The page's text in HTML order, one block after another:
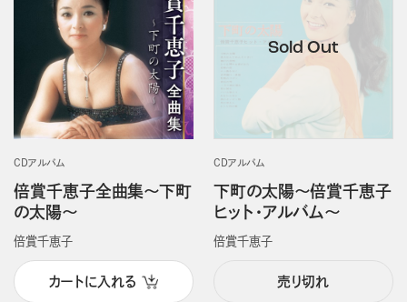
CDアルバム
倍賞千恵子全曲集～下町
の太陽～
倍賞千恵子
カートに入れる
CDアルバム
下町の太陽～倍賞千恵子
ヒット・アルバム～
倍賞千恵子
売り切れ